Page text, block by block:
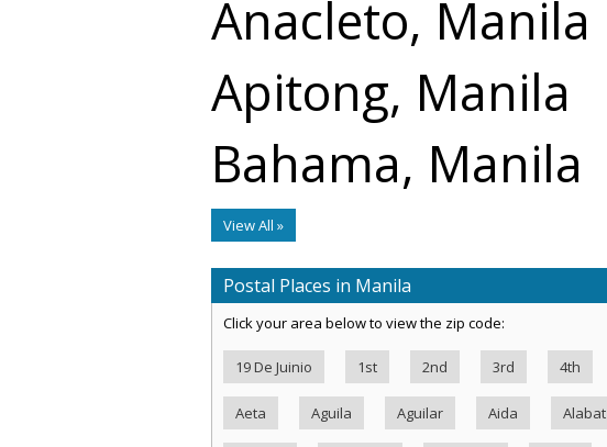
Anacleto, Manila
Apitong, Manila
Bahama, Manila
View All »
Postal Places in Manila
Click your area below to view the zip code:
19 De Juinio 1st 2nd 3rd 4th
Aeta Aguila Aguilar Aida Alabat